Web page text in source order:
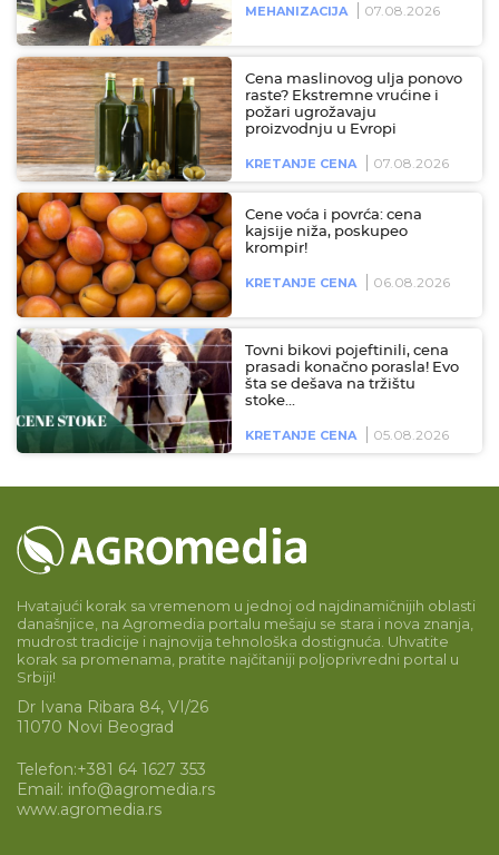
MEHANIZACIJA 07.08.2026
Cena maslinovog ulja ponovo
raste? Ekstremne vrućine i
požari ugrožavaju
proizvodnju u Evropi
KRETANJE CENA 07.08.2026
Cene voća i povrća: cena
kajsije niža, poskupeo
krompir!
KRETANJE CENA 06.08.2026
Tovni bikovi pojeftinili, cena
prasadi konačno porasla! Evo
šta se dešava na tržištu
stoke…
KRETANJE CENA 05.08.2026
Hvatajući korak sa vremenom u jednoj od najdinamičnijih oblasti
današnjice, na Agromedia portalu mešaju se stara i nova znanja,
mudrost tradicije i najnovija tehnološka dostignuća. Uhvatite
korak sa promenama, pratite najčitaniji poljoprivredni portal u
Srbiji!
Dr Ivana Ribara 84, VI/26
11070 Novi Beograd
Telefon:+381 64 1627 353
Email: info@agromedia.rs
www.agromedia.rs